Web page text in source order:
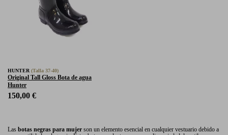
HUNTER (Talla 37-40)
Original Tall Gloss Bota de agua
Hunter
150,00 €
Las botas negras para mujer son un elemento esencial en cualquier vestuario debido a